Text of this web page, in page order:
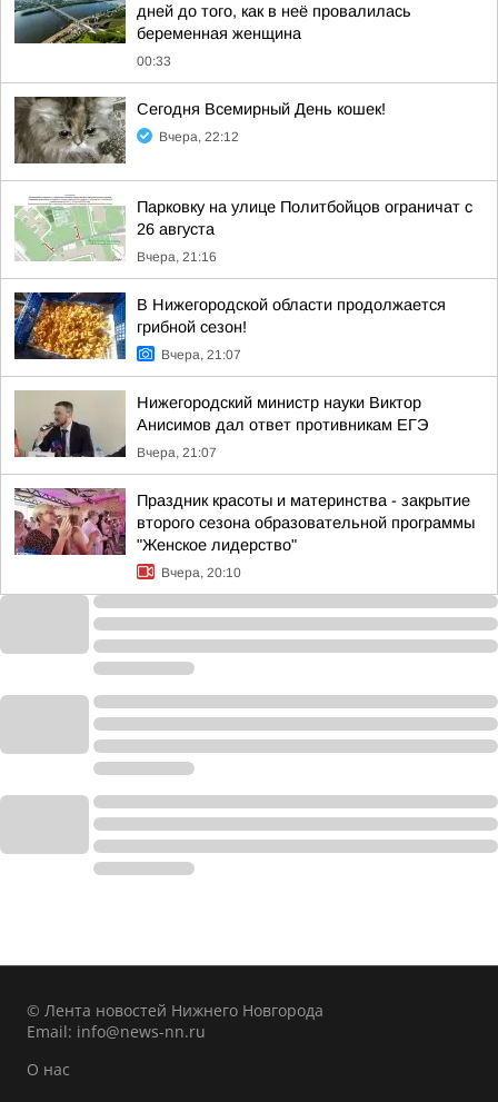
дней до того, как в неё провалилась
беременная женщина
00:33
Сегодня Всемирный День кошек!
Вчера, 22:12
Парковку на улице Политбойцов ограничат с
26 августа
Вчера, 21:16
В Нижегородской области продолжается
грибной сезон!
Вчера, 21:07
Нижегородский министр науки Виктор
Анисимов дал ответ противникам ЕГЭ
Вчера, 21:07
Праздник красоты и материнства - закрытие
второго сезона образовательной программы
"Женское лидерство"
Вчера, 20:10
© Лента новостей Нижнего Новгорода
Email: info@news-nn.ru
О нас